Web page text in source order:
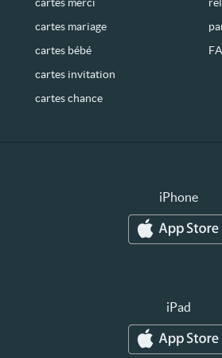
cartes mariage
cartes bébé
cartes invitation
cartes chance
iPhone
iPad